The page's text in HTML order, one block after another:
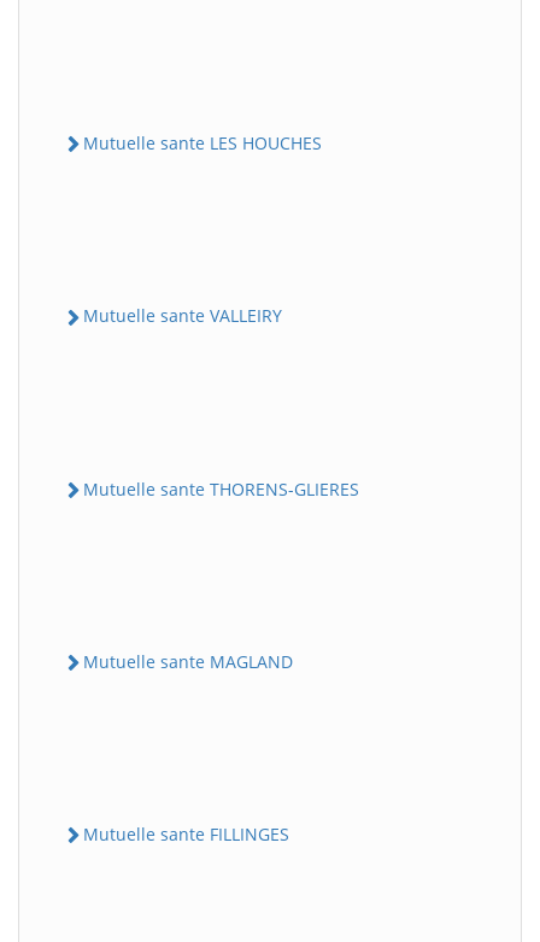
Mutuelle sante LES HOUCHES
Mutuelle sante VALLEIRY
Mutuelle sante THORENS-GLIERES
Mutuelle sante MAGLAND
Mutuelle sante FILLINGES